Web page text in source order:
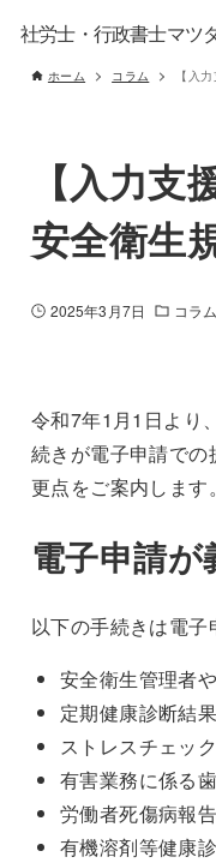
社労士・行政書士マツ
ホーム コラム 【入
【入力
安全衛生
2025年3月7日 コラム
令和7年1月1日より
続きが電子申請で
更点をご案内します。
電子申請が
以下の手続きは電子
安全衛生管理者
定期健康診断結
ストレスチェッ
有害業務に係る
労働者死傷病報告
有機溶剤等健康